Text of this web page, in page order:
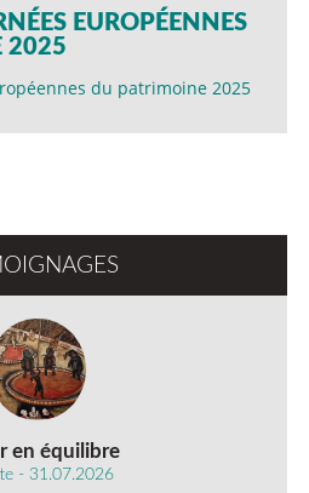
EUROPÉENNES
2025
du patrimoine 2025
en équilibre
- 31.07.2026